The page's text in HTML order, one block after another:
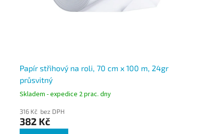
Papír střihový na roli, 70 cm x 100 m, 24gr
průsvitný
Skladem - expedice 2 prac. dny
316 Kč bez DPH
382 Kč